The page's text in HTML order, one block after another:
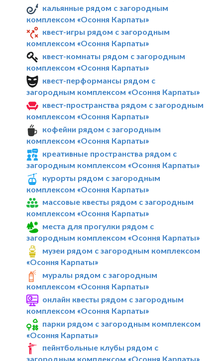
кальянные рядом с загородным
комплексом «Осоння Карпаты»
квест-игры рядом с загородным
комплексом «Осоння Карпаты»
квест-комнаты рядом с загородным
комплексом «Осоння Карпаты»
квест-перформансы рядом с
загородным комплексом «Осоння Карпаты»
квест-пространства рядом с загородным
комплексом «Осоння Карпаты»
кофейни рядом с загородным
комплексом «Осоння Карпаты»
креативные пространства рядом с
загородным комплексом «Осоння Карпаты»
курорты рядом с загородным
комплексом «Осоння Карпаты»
массовые квесты рядом с загородным
комплексом «Осоння Карпаты»
места для прогулки рядом с
загородным комплексом «Осоння Карпаты»
музеи рядом с загородным комплексом
«Осоння Карпаты»
муралы рядом с загородным
комплексом «Осоння Карпаты»
онлайн квесты рядом с загородным
комплексом «Осоння Карпаты»
парки рядом с загородным комплексом
«Осоння Карпаты»
пейнтбольные клубы рядом с
загородным комплексом «Осоння Карпаты»